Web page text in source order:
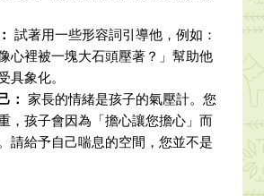
試著用一些形容詞引導他，例如：
心裡被一塊大石頭壓著？」幫助他
具象化。
：
家長的情緒是孩子的氣壓計。您
，孩子會因為「擔心讓您擔心」而
請給予自己喘息的空間，您並不是